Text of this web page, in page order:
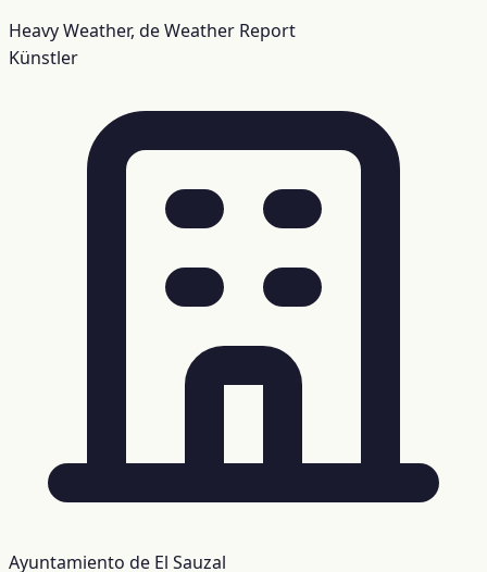
Heavy Weather, de Weather Report
Künstler
Ayuntamiento de El Sauzal